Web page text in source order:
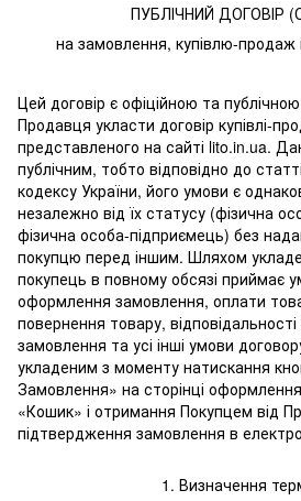
ПУБЛІЧНИЙ ДОГОВІР
на замовлення, купівлю-продаж
Цей договір є офіційною та
Продавця укласти договір купівлі-
представленого на сайті lito.in.ua.
публічним, тобто відповідно до
кодексу України, його умови є
незалежно від їх статусу (фізична
фізична особа-підприємець) без
покупцю перед іншим. Шляхом
покупець в повному обсязі приймає
оформлення замовлення, оплати
повернення товару,
замовлення та усі інші умови
укладеним з моменту натискання
Замовлення» на сторінці
«Кошик» і отримання Покупцем від
підтвердження замовлення в
1. Визначення